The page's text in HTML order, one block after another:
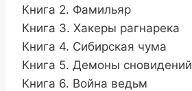
Книга 2. Фамильяр
Книга 3. Хакеры рагнарека
Книга 4. Сибирская чума
Книга 5. Демоны сновидений
Книга 6. Война ведьм